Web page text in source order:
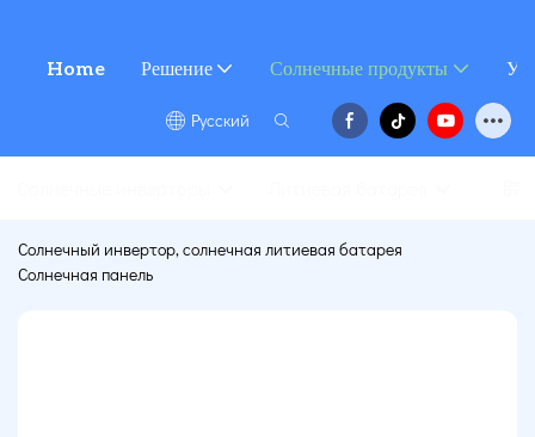
Home Решение Солнечные продукты
Pусский
Солнечный инвертор, солнечная литиевая батарея
Солнечная панель